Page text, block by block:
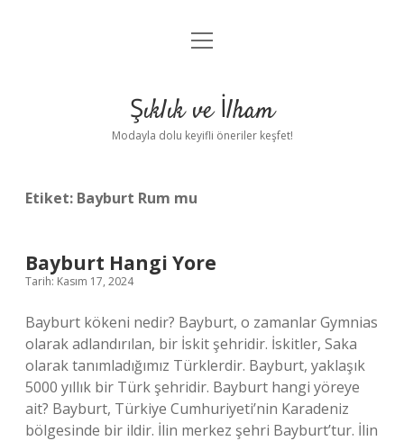
Anasayfa
Yasal Uyarı
menüyü
Şıklık ve İlham
Modayla dolu keyifli öneriler keşfet!
Etiket: Bayburt Rum mu
Bayburt Hangi Yore
Tarih: Kasım 17, 2024
Bayburt kökeni nedir? Bayburt, o zamanlar Gymnias
olarak adlandırılan, bir İskit şehridir. İskitler, Saka
olarak tanımladığımız Türklerdir. Bayburt, yaklaşık
5000 yıllık bir Türk şehridir. Bayburt hangi yöreye
ait? Bayburt, Türkiye Cumhuriyeti’nin Karadeniz
bölgesinde bir ildir. İlin merkez şehri Bayburt’tur. İlin